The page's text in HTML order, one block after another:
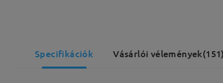
Specifikációk Vásárlói